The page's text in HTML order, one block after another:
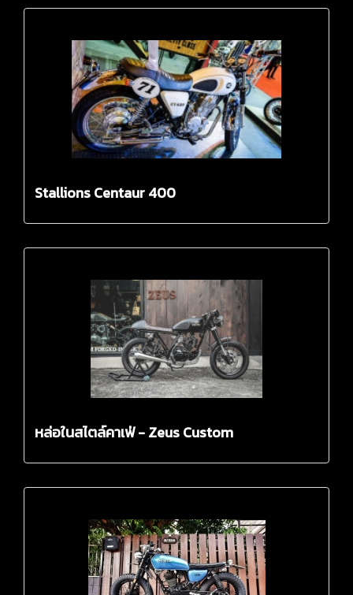
Stallions Centaur 400
หล่อในสไตล์คาเฟ่ - Zeus Custom